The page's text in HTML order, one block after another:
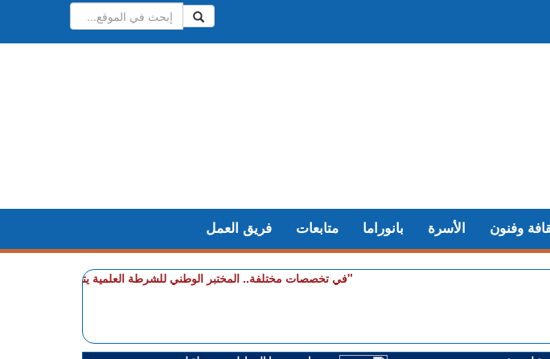
فريق العمل متابعات بانوراما الأسرة وفنون
+ في تخصصات مختلفة.. المختبر الوطني للشرطة العلمية يتوج بشهادة الجودة الدولية